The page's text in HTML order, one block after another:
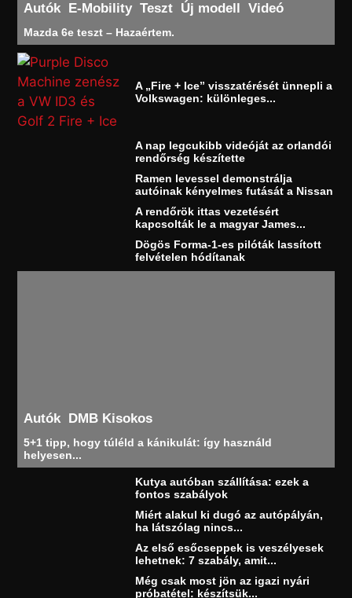
Autók E-Mobility Teszt Új modell Videó
Mazda 6e teszt – Hazaértem.
A „Fire + Ice” visszatérését ünnepli a
Volkswagen: különleges...
A nap legcukibb videóját az orlandói
rendőrség készítette
Ramen levessel demonstrálja
autóinak kényelmes futását a Nissan
A rendőrök ittas vezetésért
kapcsolták le a magyar James...
Dögös Forma-1-es pilóták lassított
felvételen hódítanak
Autók DMB Kisokos
5+1 tipp, hogy túléld a kánikulát: így használd
helyesen...
Kutya autóban szállítása: ezek a
fontos szabályok
Miért alakul ki dugó az autópályán,
ha látszólag nincs...
Az első esőcseppek is veszélyesek
lehetnek: 7 szabály, amit...
Még csak most jön az igazi nyári
próbatétel: készítsük...